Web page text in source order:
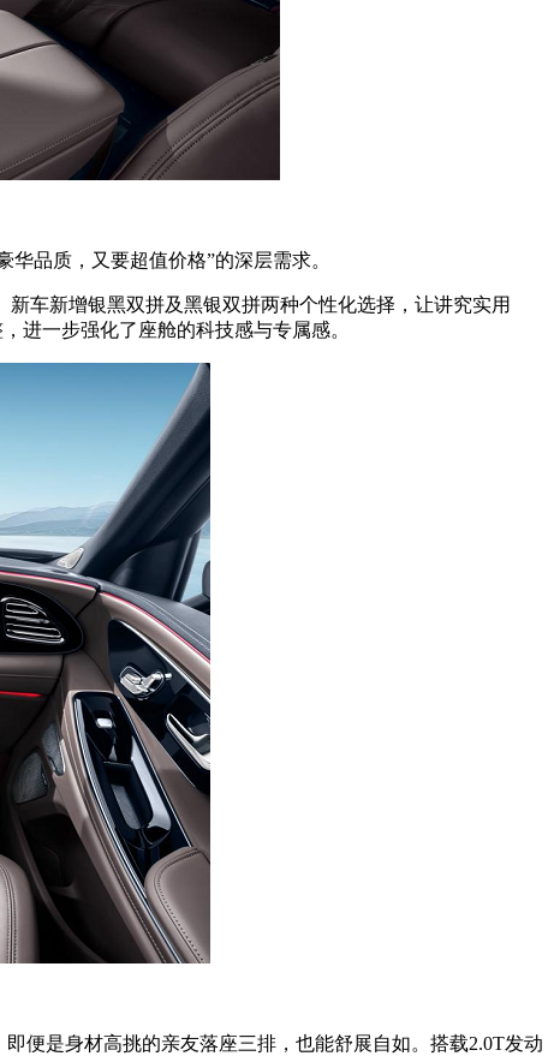
品质，又要超值价格”的深层需求。
车新增银黑双拼及黑银双拼两种个性化选择，让讲究实用
进一步强化了座舱的科技感与专属感。
便是身材高挑的亲友落座三排，也能舒展自如。搭载2.0T发动